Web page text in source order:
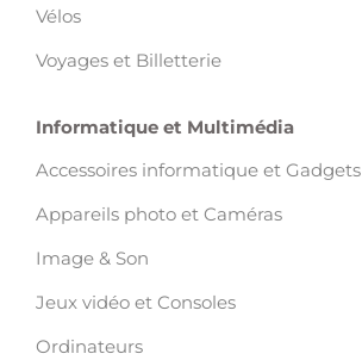
Vélos
Voyages et Billetterie
Informatique et Multimédia
Accessoires informatique et Gadgets
Appareils photo et Caméras
Image & Son
Jeux vidéo et Consoles
Ordinateurs